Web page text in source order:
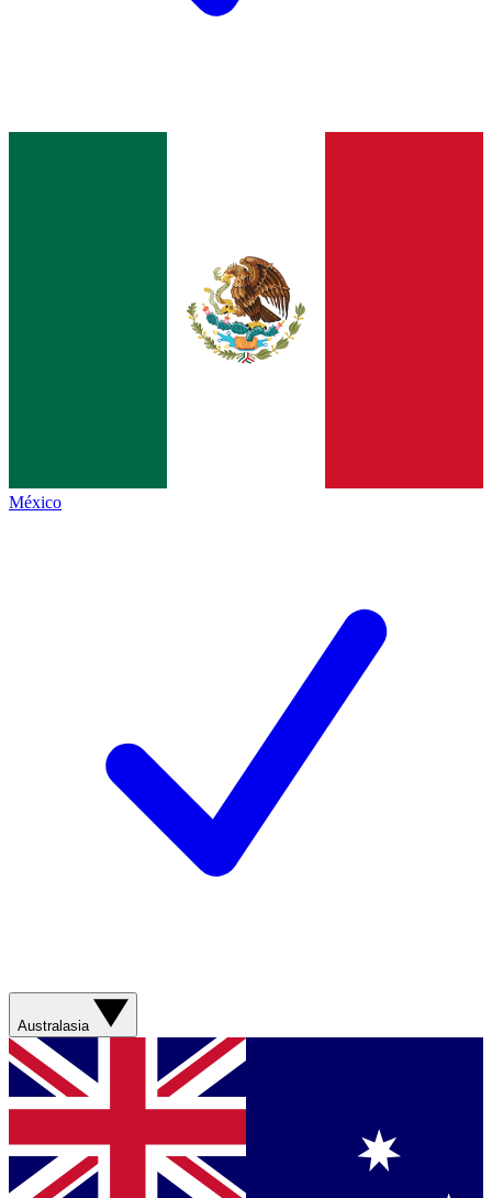
México
Australasia